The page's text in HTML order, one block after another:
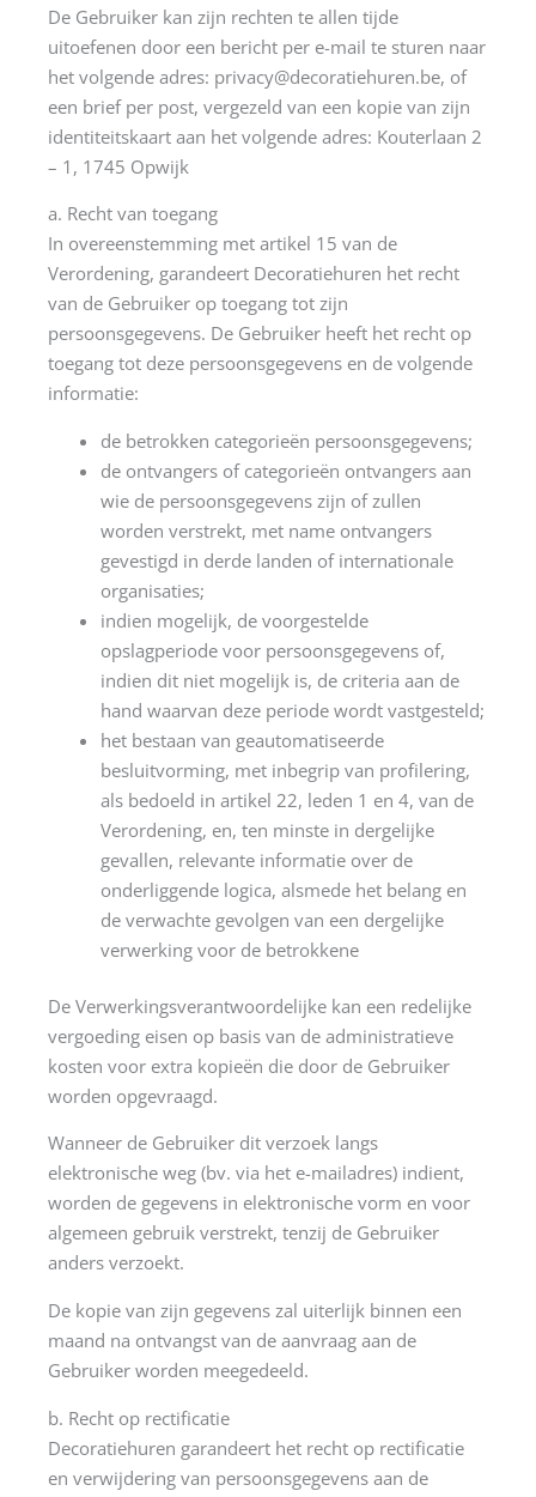
De Gebruiker kan zijn rechten te allen tijde
uitoefenen door een bericht per e-mail te sturen naar
het volgende adres: privacy@decoratiehuren.be, of
een brief per post, vergezeld van een kopie van zijn
identiteitskaart aan het volgende adres: Kouterlaan 2
– 1, 1745 Opwijk
a. Recht van toegang
In overeenstemming met artikel 15 van de
Verordening, garandeert Decoratiehuren het recht
van de Gebruiker op toegang tot zijn
persoonsgegevens. De Gebruiker heeft het recht op
toegang tot deze persoonsgegevens en de volgende
informatie:
de betrokken categorieën persoonsgegevens;
de ontvangers of categorieën ontvangers aan
wie de persoonsgegevens zijn of zullen
worden verstrekt, met name ontvangers
gevestigd in derde landen of internationale
organisaties;
indien mogelijk, de voorgestelde
opslagperiode voor persoonsgegevens of,
indien dit niet mogelijk is, de criteria aan de
hand waarvan deze periode wordt vastgesteld;
het bestaan van geautomatiseerde
besluitvorming, met inbegrip van profilering,
als bedoeld in artikel 22, leden 1 en 4, van de
Verordening, en, ten minste in dergelijke
gevallen, relevante informatie over de
onderliggende logica, alsmede het belang en
de verwachte gevolgen van een dergelijke
verwerking voor de betrokkene
De Verwerkingsverantwoordelijke kan een redelijke
vergoeding eisen op basis van de administratieve
kosten voor extra kopieën die door de Gebruiker
worden opgevraagd.
Wanneer de Gebruiker dit verzoek langs
elektronische weg (bv. via het e-mailadres) indient,
worden de gegevens in elektronische vorm en voor
algemeen gebruik verstrekt, tenzij de Gebruiker
anders verzoekt.
De kopie van zijn gegevens zal uiterlijk binnen een
maand na ontvangst van de aanvraag aan de
Gebruiker worden meegedeeld.
b. Recht op rectificatie
Decoratiehuren garandeert het recht op rectificatie
en verwijdering van persoonsgegevens aan de